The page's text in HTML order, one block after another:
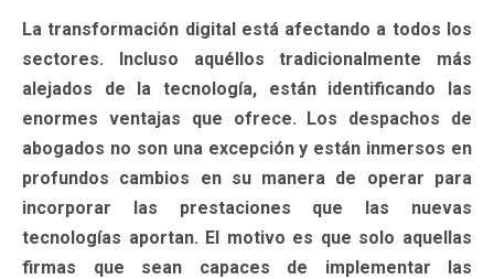
La transformación digital está afectando a todos los
sectores. Incluso aquéllos tradicionalmente más
alejados de la tecnología, están identificando las
enormes ventajas que ofrece. Los despachos de
abogados no son una excepción y están inmersos en
profundos cambios en su manera de operar para
incorporar las prestaciones que las nuevas
tecnologías aportan. El motivo es que solo aquellas
firmas que sean capaces de implementar las